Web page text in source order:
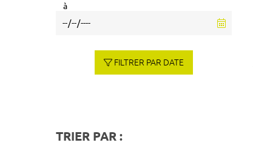
à
FILTRER PAR DATE
TRIER PAR :